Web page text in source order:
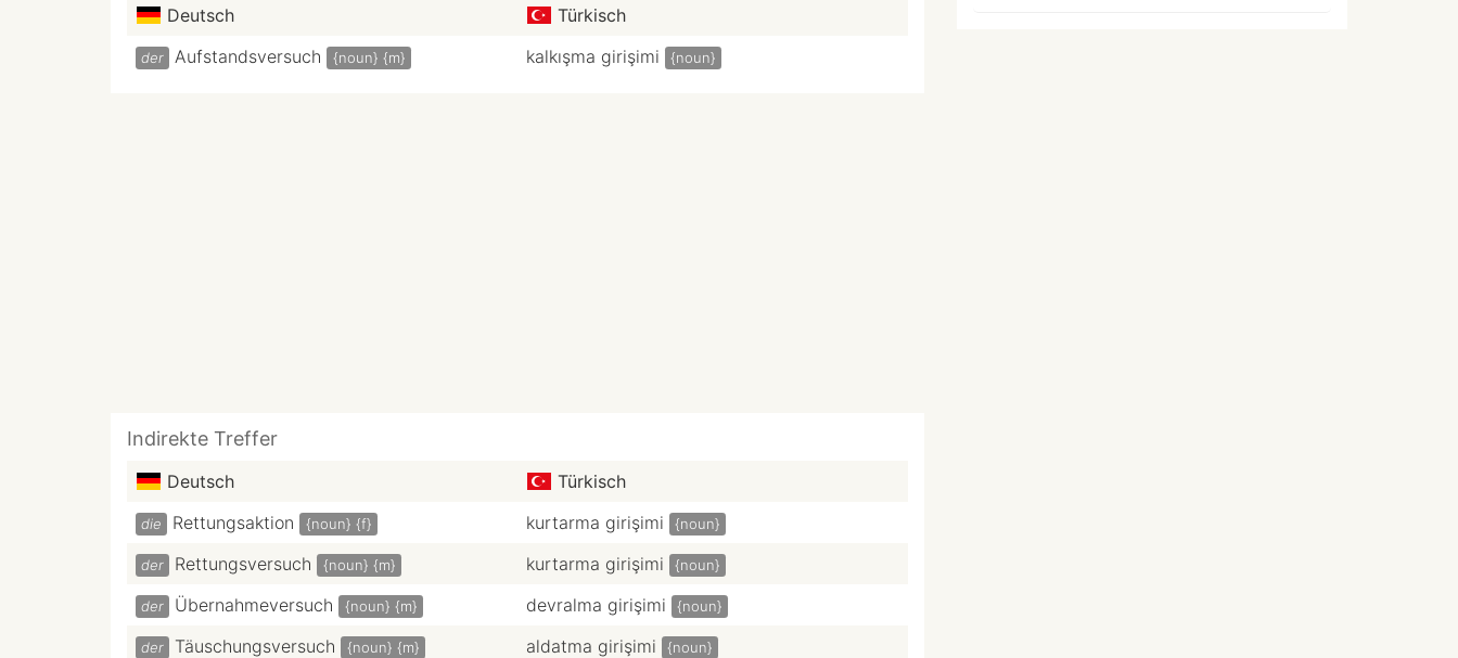
Deutsch Türkisch
der Aufstandsversuch {noun} {m} kalkışma girişimi {noun}
Indirekte Treffer
Deutsch Türkisch
die Rettungsaktion {noun} {f} kurtarma girişimi {noun}
der Rettungsversuch {noun} {m} kurtarma girişimi {noun}
der Übernahmeversuch {noun} {m} devralma girişimi {noun}
der Täuschungsversuch {noun} {m} aldatma girişimi {noun}